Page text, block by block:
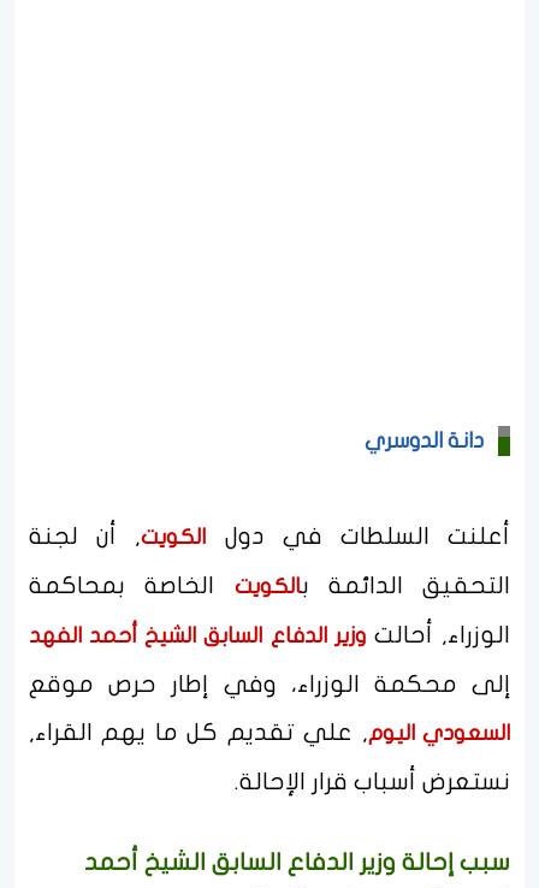
دانة الدوسري
أعلنت السلطات في دول الكويت, أن لجنة
التحقيق الدائمة بالكويت الخاصة بمحاكمة
الوزراء, أحالتوزير الدفاع السابق الشيخ أحمد الفهد
إلى محكمة الوزراء، وفي إطار حرص موقع
السعودي اليوم, علي تقديم كل ما يهم القراء,
نستعرض أسباب قرار الإحالة.
سبب إحالة وزير الدفاع السابق الشيخ أحمد